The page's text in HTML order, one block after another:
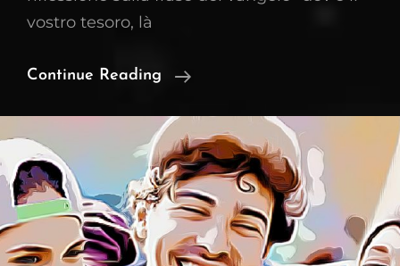
vostro tesoro, là
Continue Reading
Dove
Tuo
Cuore?